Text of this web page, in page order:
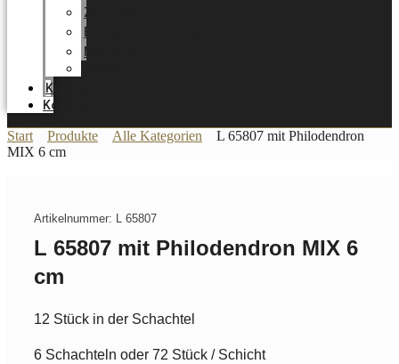
Zertifikate
Energieoptimierung
Neuheiten
Katalog
Kontakt
Start Produkte Alle Kategorien
L 65807 mit Philodendron
MIX 6 cm
Artikelnummer: L 65807
L 65807 mit Philodendron MIX 6
cm
12 Stück in der Schachtel
6 Schachteln oder 72 Stück / Schicht